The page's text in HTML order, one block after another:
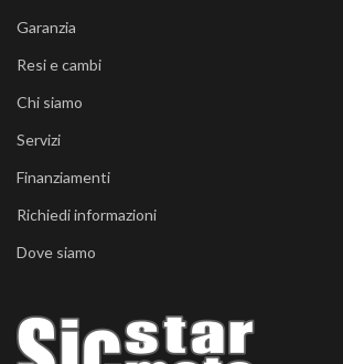
Garanzia
Resi e cambi
Chi siamo
Servizi
Finanziamenti
Richiedi informazioni
Dove siamo